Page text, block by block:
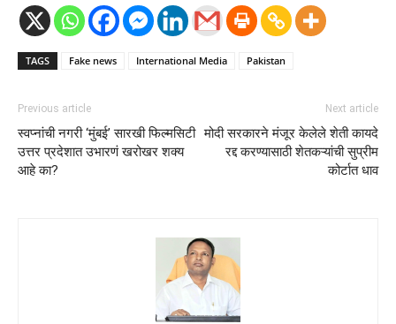
TAGS Fake news International Media Pakistan
Previous article
स्वप्नांची नगरी ‘मुंबई’ सारखी फिल्मसिटी
उत्तर प्रदेशात उभारणं खरोखर शक्य
आहे का?
Next article
मोदी सरकारने मंजूर केलेले शेती कायदे
रद्द करण्यासाठी शेतकऱ्यांची सुप्रीम
कोर्टात धाव